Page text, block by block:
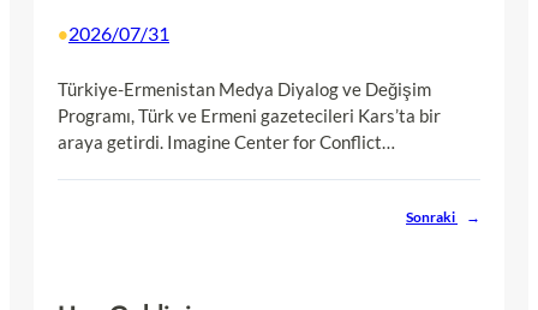
•2026/07/31
Türkiye-Ermenistan Medya Diyalog ve Değişim
Programı, Türk ve Ermeni gazetecileri Kars’ta bir
araya getirdi. Imagine Center for Conflict…
Sonraki →